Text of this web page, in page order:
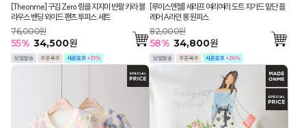
[Theonme] 구김 Zero 링클 지지미 반팔 카라 블
라우스 밴딩 와이드 팬츠 투피스 세트
76,000원
55% 34,500원
[루이스엔젤] 세라프 여리여리 도트 쟈가드 밑단 플
레어 A라인 롱 원피스
82,000원
58% 34,800원